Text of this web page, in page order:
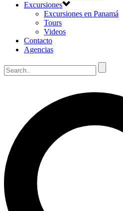
Excursiones
Excursiones en Panamá
Tours
Videos
Contacto
Agencias